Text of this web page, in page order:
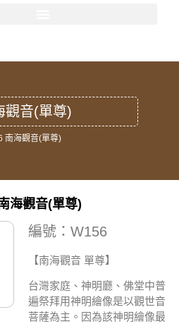
觀音(單尊)
南海觀音(單尊)
海觀音(單尊)
編號：W156
【南海觀音 單尊】
台灣家庭、神明廳、佛堂中普
遍祭拜用神明繪像是以觀世音
菩薩為主。因為該神明繪像最